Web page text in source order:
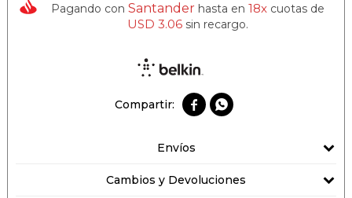
Pagando con Santander hasta en 18x cuotas de
USD 3.06 sin recargo.
 
Envíos
Cambios y Devoluciones